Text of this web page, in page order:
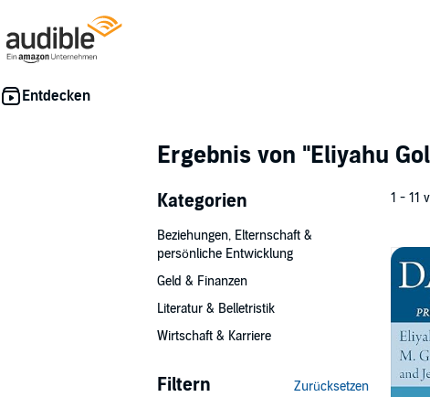
Ergebnis von "Eliyahu
Kategorien
Beziehungen, Elternschaft &
persönliche Entwicklung
Geld & Finanzen
Literatur & Belletristik
Wirtschaft & Karriere
Filtern Zurücksetzen
1 - 11